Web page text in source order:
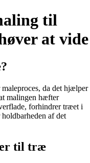
til
at vide
da det hjælper
malingen hæfter
forhindrer træet i
af det
til træ